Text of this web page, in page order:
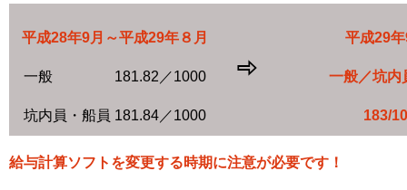
平成28年9月～平成29年８月
一般 181.82 ／1000
坑内員・船員 181.84／1000
⇨
平成29年
一般／坑内
183/
給与計算ソフトを変更する時期に注意が必要です！